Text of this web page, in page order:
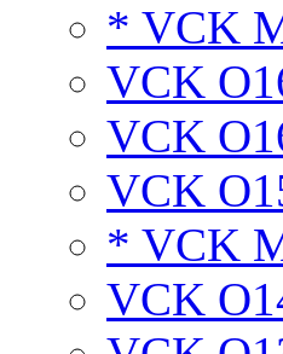
* VCK
VCK
VCK
VCK
* VCK
VCK